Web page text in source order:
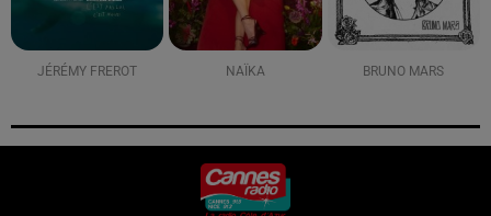
JÉRÉMY FREROT NAÏKA BRUNO MARS